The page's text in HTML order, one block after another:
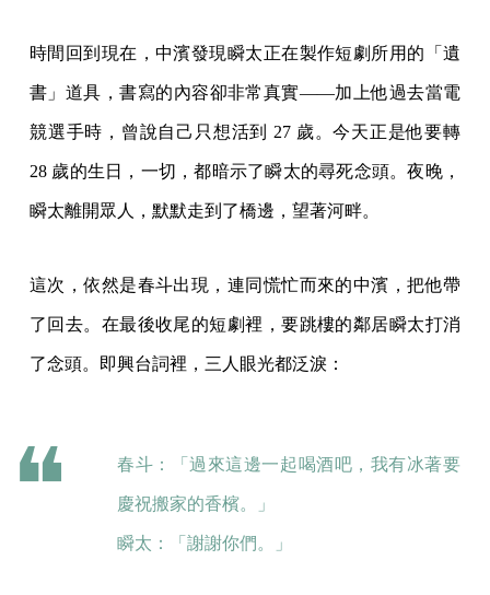
時間回到現在，中濱發現瞬太正在製作短劇所用的「遺
書」道具，書寫的內容卻非常真實——加上他過去當電
競選手時，曾說自己只想活到 27 歲。今天正是他要轉
28 歲的生日，一切，都暗示了瞬太的尋死念頭。夜晚，
瞬太離開眾人，默默走到了橋邊，望著河畔。
這次，依然是春斗出現，連同慌忙而來的中濱，把他帶
了回去。在最後收尾的短劇裡，要跳樓的鄰居瞬太打消
了念頭。即興台詞裡，三人眼光都泛淚：
春斗：「過來這邊一起喝酒吧，我有冰著要
慶祝搬家的香檳。」
瞬太：「謝謝你們。」